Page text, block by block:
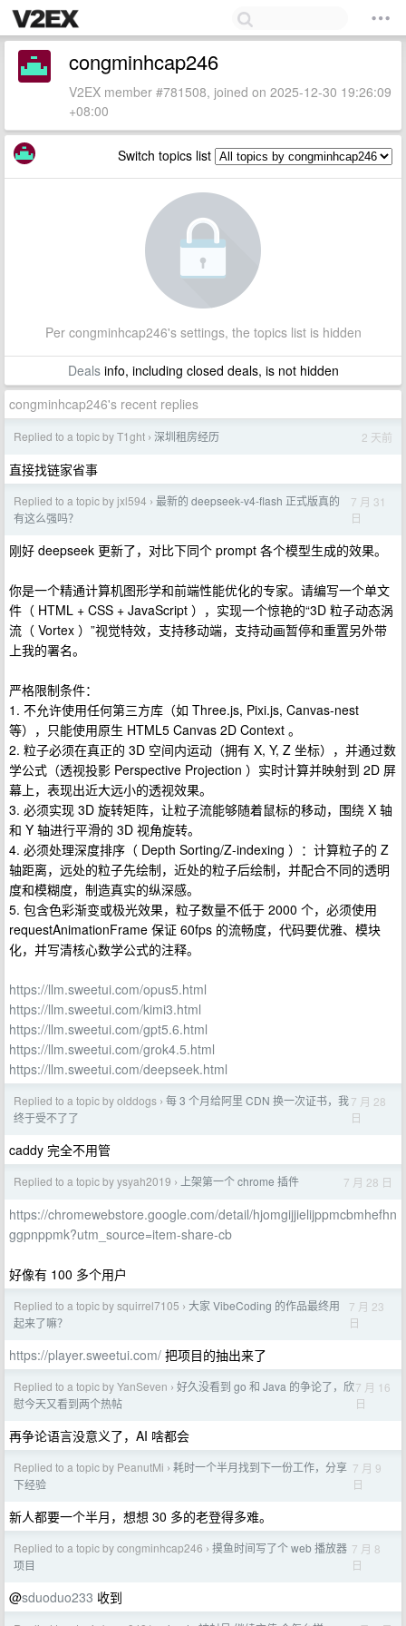
congminhcap246
V2EX member #781508, joined on 2025-12-30 19:26:09
+08:00
Switch topics list
Per congminhcap246's settings, the topics list is hidden
Dealsinfo, including closed deals, is not hidden
congminhcap246's recent replies
Replied to a topic by T1ght › 深圳租房经历 2 天前
直接找链家省事
Replied to a topic by jxl594 › 最新的 deepseek-v4-flash 正式版真的
有这么强吗？
7 月 31
日
刚好 deepseek 更新了，对比下同个 prompt 各个模型生成的效果。
你是一个精通计算机图形学和前端性能优化的专家。请编写一个单文
件（ HTML + CSS + JavaScript ），实现一个惊艳的“3D 粒子动态涡
流（ Vortex ）”视觉特效，支持移动端，支持动画暂停和重置另外带
上我的署名。
严格限制条件：
1. 不允许使用任何第三方库（如 Three.js, Pixi.js, Canvas-nest
等），只能使用原生 HTML5 Canvas 2D Context 。
2. 粒子必须在真正的 3D 空间内运动（拥有 X, Y, Z 坐标），并通过数
学公式（透视投影 Perspective Projection ）实时计算并映射到 2D 屏
幕上，表现出近大远小的透视效果。
3. 必须实现 3D 旋转矩阵，让粒子流能够随着鼠标的移动，围绕 X 轴
和 Y 轴进行平滑的 3D 视角旋转。
4. 必须处理深度排序（ Depth Sorting/Z-indexing ）：计算粒子的 Z
轴距离，远处的粒子先绘制，近处的粒子后绘制，并配合不同的透明
度和模糊度，制造真实的纵深感。
5. 包含色彩渐变或极光效果，粒子数量不低于 2000 个，必须使用
requestAnimationFrame 保证 60fps 的流畅度，代码要优雅、模块
化，并写清核心数学公式的注释。
https://llm.sweetui.com/opus5.html
https://llm.sweetui.com/kimi3.html
https://llm.sweetui.com/gpt5.6.html
https://llm.sweetui.com/grok4.5.html
https://llm.sweetui.com/deepseek.html
Replied to a topic by olddogs › 每 3 个月给阿里 CDN 换一次证书，我
终于受不了了
7 月 28
日
caddy 完全不用管
Replied to a topic by ysyah2019 › 上架第一个 chrome 插件 7 月 28 日
https://chromewebstore.google.com/detail/hjomgijjielijppmcbmhefhn
ggpnppmk?utm_source=item-share-cb
好像有 100 多个用户
Replied to a topic by squirrel7105 › 大家 VibeCoding 的作品最终用
起来了嘛？
7 月 23
日
https://player.sweetui.com/ 把项目的抽出来了
Replied to a topic by YanSeven › 好久没看到 go 和 Java 的争论了，欣
慰今天又看到两个热帖
7 月 16
日
再争论语言没意义了，AI 啥都会
Replied to a topic by PeanutMi › 耗时一个半月找到下一份工作，分享
下经验
7 月 9
日
新人都要一个半月，想想 30 多的老登得多难。
Replied to a topic by congminhcap246 › 摸鱼时间写了个 web 播放器
项目
7 月 8
日
@sduoduo233 收到